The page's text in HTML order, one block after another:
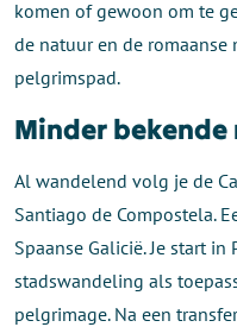
komen of gewoon om te
de natuur en de
pelgrimspad.
Minder bekende
Al wandelend volg je de
Santiago de Compostela.
Spaanse Galicië. Je start in
stadswandeling als
pelgrimage. Na een